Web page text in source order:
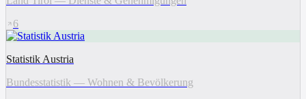
6
Statistik Austria
Bundesstatistik — Wohnen & Bevölkerung